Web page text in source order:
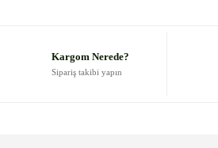
Kargom Nerede?
Sipariş takibi yapın